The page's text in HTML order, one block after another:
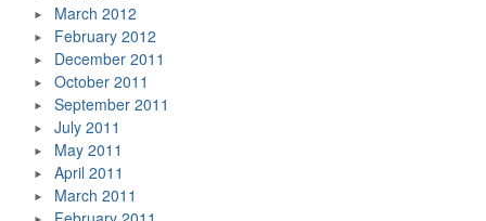
March 2012
February 2012
December 2011
October 2011
September 2011
July 2011
May 2011
April 2011
March 2011